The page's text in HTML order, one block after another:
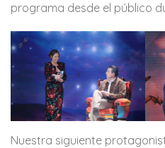
programa desde el público
Nuestra siguiente